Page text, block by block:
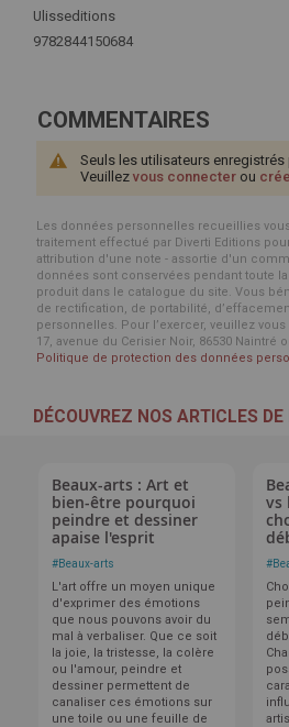
Ulisseditions
9782844150684
COMMENTAIRES
Seuls les utilisateurs enregistrés
Veuillez vous connecter ou
Les données personnelles recueillies
traitement effectué par Diverti Editions
attribution d'une note - assortie d'un
données sont conservées pendant toute
produit dans le catalogue du site. Vous
de rectification, de portabilité,
personnelles. Pour l’exercer, veuillez vous
17, avenue du Cerisier Noir, 86530 Naintré
Politique de protection des données
DÉCOUVREZ NOS ARTICLES DE
Beaux-arts : Art et
bien-être pourquoi
peindre et dessiner
apaise l'esprit
#Beaux-arts
L'art offre un moyen unique
d'exprimer des émotions
que nous pouvons avoir du
mal à verbaliser. Que ce soit
la joie, la tristesse, la colère
ou l'amour, peindre et
dessiner permettent de
canaliser ces émotions sur
une toile ou une feuille de
vs
#